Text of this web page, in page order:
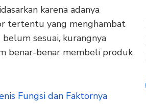
karena adanya
tertentu yang menghambat
sesuai, kurangnya
benar-benar membeli produk
Fungsi dan Faktornya